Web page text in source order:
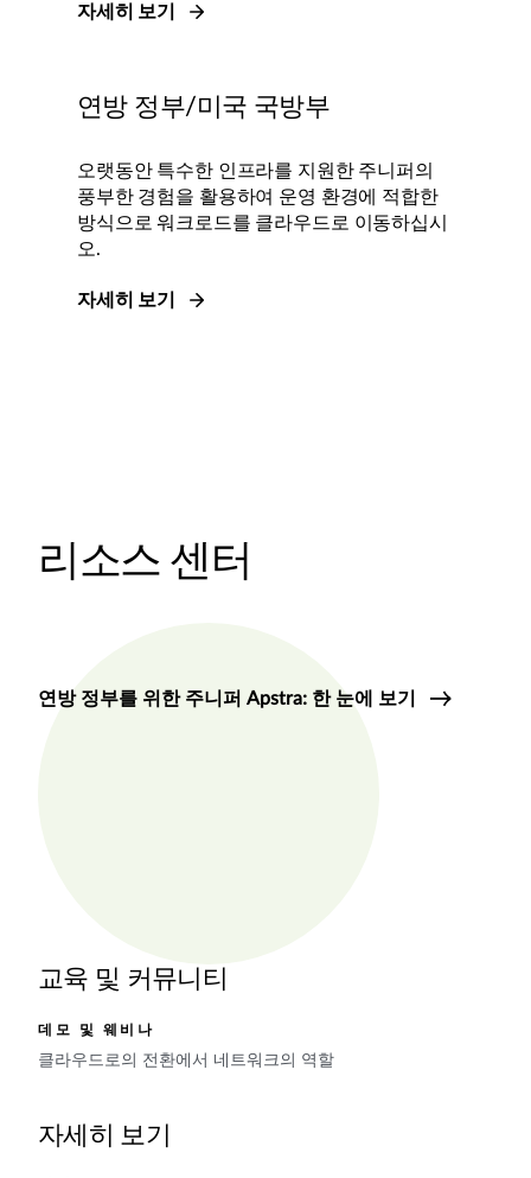
자세히 보기
연방 정부/미국 국방부
오랫동안 특수한 인프라를 지원한 주니퍼의
풍부한 경험을 활용하여 운영 환경에 적합한
방식으로 워크로드를 클라우드로 이동하십시
오.
자세히 보기
리소스 센터
교육 및 커뮤니티
데모 및 웨비나
클라우드로의 전환에서 네트워크의 역할
자세히 보기
연방 정부를 위한 주니퍼 Apstra: 한 눈에 보기